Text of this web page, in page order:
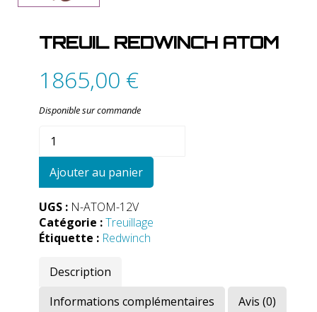
TREUIL REDWINCH ATOM
1865,00 €
Disponible sur commande
RedWinch
Ajouter au panier
UGS : N-ATOM-12V
Catégorie :Treuillage
Étiquette : Redwinch
Description
Informations complémentaires
Avis (0)